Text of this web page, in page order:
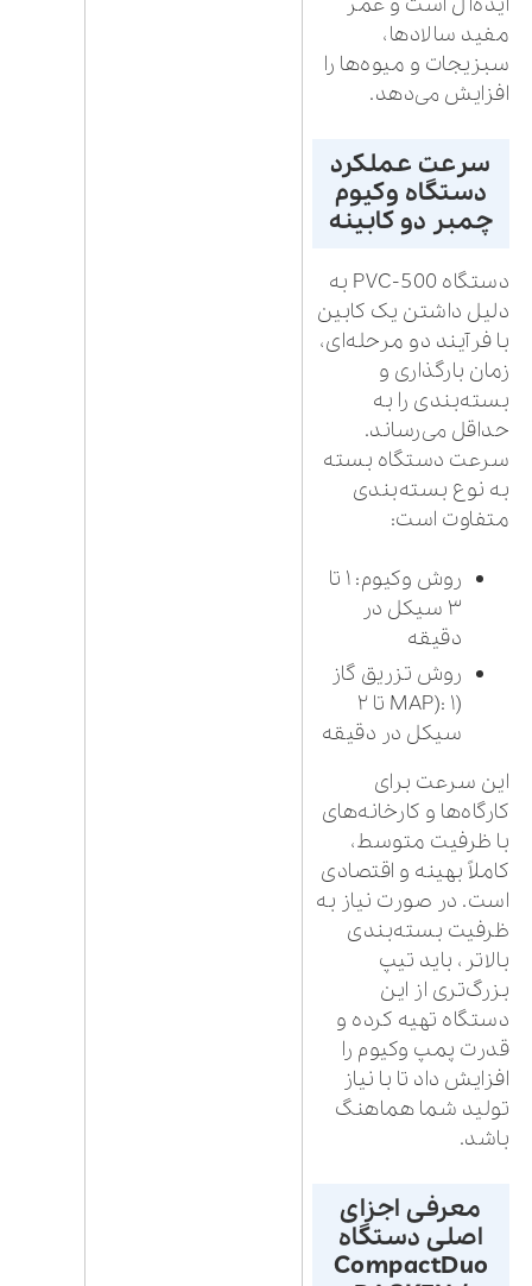
مفید سالادها،
سبزیجات و میوه‌ها را
افزایش می‌دهد.
سرعت عملکرد
دستگاه وکیوم
چمبر دو کابینه
دستگاه PVC-500 به
دلیل داشتن یک کابین
با فرآیند دو مرحله‌ای،
زمان بارگذاری و
بسته‌بندی را به
حداقل می‌رساند.
سرعت دستگاه بسته
به نوع بسته‌بندی
متفاوت است:
روش وکیوم: ۱ تا
۳ سیکل در
دقیقه
روش تزریق گاز
(MAP): ۱ تا ۲
سیکل در دقیقه
این سرعت برای
کارگاه‌ها و کارخانه‌های
با ظرفیت متوسط،
کاملاً بهینه و اقتصادی
است. در صورت نیاز به
ظرفیت بسته‌بندی
بالاتر، باید تیپ
بزرگ‌تری از این
دستگاه تهیه کرده و
قدرت پمپ وکیوم را
افزایش داد تا با نیاز
تولید شما هماهنگ
باشد.
معرفی اجزای
اصلی دستگاه
CompactDuo